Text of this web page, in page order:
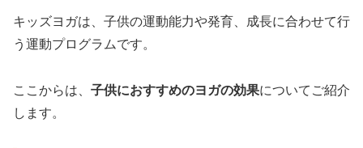
キッズヨガは、子供の運動能力や発育、成長に合わせて行
う運動プログラムです。
ここからは、 子供におすすめのヨガの効果についてご紹介
します。